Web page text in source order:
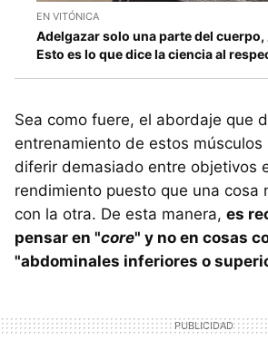
EN VITÓNICA
Adelgazar solo una parte del cuerpo,
Esto es lo que dice la ciencia al
Sea como fuere, el abordaje que
entrenamiento de estos músculos
diferir demasiado entre objetivos
rendimiento puesto que una cosa
con la otra. De esta manera, es
pensar en "core" y no en cosas
"abdominales inferiores o